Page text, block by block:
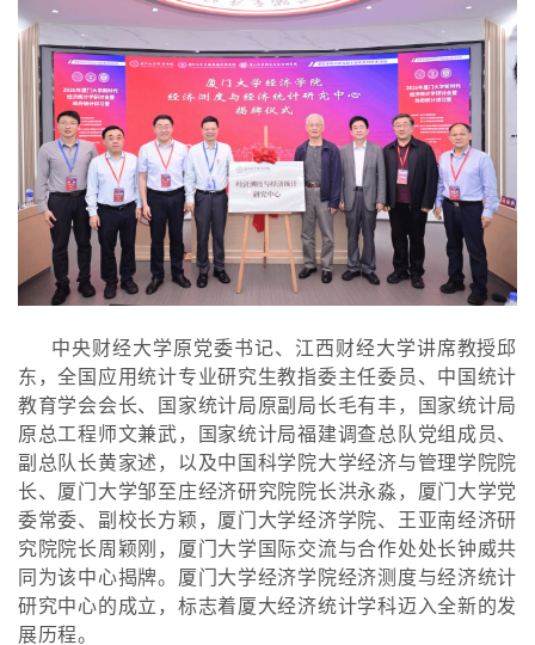
中央财经大学原党委书记、江西财经大学讲席教授邱
东，全国应用统计专业研究生教指委主任委员、中国统计
教育学会会长、国家统计局原副局长毛有丰，国家统计局
原总工程师文兼武，国家统计局福建调查总队党组成员、
副总队长黄家述，以及中国科学院大学经济与管理学院院
长、厦门大学邹至庄经济研究院院长洪永淼，厦门大学党
委常委、副校长方颖，厦门大学经济学院、王亚南经济研
究院院长周颖刚，厦门大学国际交流与合作处处长钟威共
同为该中心揭牌。厦门大学经济学院经济测度与经济统计
研究中心的成立，标志着厦大经济统计学科迈入全新的发
展历程。